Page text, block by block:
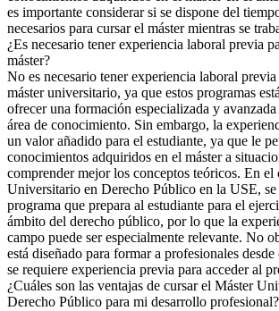
es importante considerar si se dispone del
necesarios para cursar el máster mientras se
¿Es necesario tener experiencia laboral previa
máster?
No es necesario tener experiencia laboral
máster universitario, ya que estos programas
ofrecer una formación especializada y
área de conocimiento. Sin embargo, la
un valor añadido para el estudiante, ya que le
conocimientos adquiridos en el máster a
comprender mejor los conceptos teóricos. En el
Universitario en Derecho Público en la USE, se
programa que prepara al estudiante para el
ámbito del derecho público, por lo que la
campo puede ser especialmente relevante. No
está diseñado para formar a profesionales
se requiere experiencia previa para acceder al
¿Cuáles son las ventajas de cursar el Máster
Derecho Público para mi desarrollo profesional?